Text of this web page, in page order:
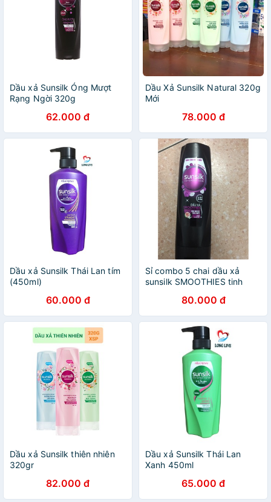
Dầu xả Sunsilk Óng Mượt
Rạng Ngời 320g
62.000 đ
Dầu Xả Sunsilk Natural 320g
Mới
78.000 đ
Dầu xả Sunsilk Thái Lan tím
(450ml)
60.000 đ
Sỉ combo 5 chai dầu xả
sunsilk SMOOTHIES tinh
80.000 đ
Dầu xả Sunsilk thiên nhiên
320gr
82.000 đ
Dầu xả Sunsilk Thái Lan
Xanh 450ml
65.000 đ